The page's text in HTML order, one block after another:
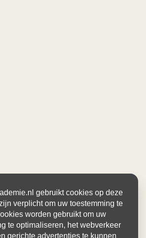
gebruikt cookies op deze
verplicht om uw toestemming te
worden gebruikt om uw
te optimaliseren, het webverkeer
gerichte advertenties te kunnen